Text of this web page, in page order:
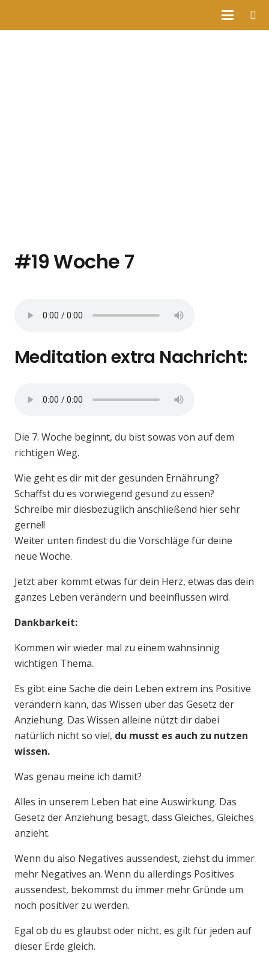
#19 Woche 7
Meditation extra Nachricht:
Die 7. Woche beginnt, du bist sowas von auf dem
richtigen Weg.
Wie geht es dir mit der gesunden Ernährung?
Schaffst du es vorwiegend gesund zu essen?
Schreibe mir diesbezüglich anschließend hier sehr
gerne!!
Weiter unten findest du die Vorschläge für deine
neue Woche.
Jetzt aber kommt etwas für dein Herz, etwas das dein
ganzes Leben verändern und beeinflussen wird.
Dankbarkeit:
Kommen wir wieder mal zu einem wahnsinnig
wichtigen Thema.
Es gibt eine Sache die dein Leben extrem ins Positive
verändern kann, das Wissen über das Gesetz der
Anziehung. Das Wissen alleine nützt dir dabei
natürlich nicht so viel, du musst es auch zu nutzen
wissen.
Was genau meine ich damit?
Alles in unserem Leben hat eine Auswirkung. Das
Gesetz der Anziehung besagt, dass Gleiches, Gleiches
anzieht.
Wenn du also Negatives aussendest, ziehst du immer
mehr Negatives an. Wenn du allerdings Positives
aussendest, bekommst du immer mehr Gründe um
noch positiver zu werden.
Egal ob du es glaubst oder nicht, es gilt für jeden auf
dieser Erde gleich.